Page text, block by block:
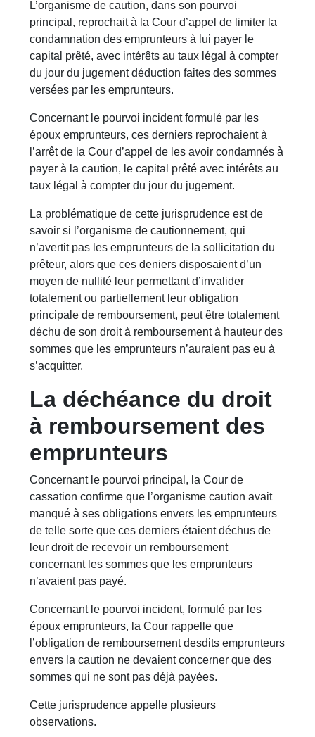
L’organisme de caution, dans son pourvoi
principal, reprochait à la Cour d’appel de limiter la
condamnation des emprunteurs à lui payer le
capital prêté, avec intérêts au taux légal à compter
du jour du jugement déduction faites des sommes
versées par les emprunteurs.
Concernant le pourvoi incident formulé par les
époux emprunteurs, ces derniers reprochaient à
l’arrêt de la Cour d’appel de les avoir condamnés à
payer à la caution, le capital prêté avec intérêts au
taux légal à compter du jour du jugement.
La problématique de cette jurisprudence est de
savoir si l’organisme de cautionnement, qui
n’avertit pas les emprunteurs de la sollicitation du
prêteur, alors que ces deniers disposaient d’un
moyen de nullité leur permettant d’invalider
totalement ou partiellement leur obligation
principale de remboursement, peut être totalement
déchu de son droit à remboursement à hauteur des
sommes que les emprunteurs n’auraient pas eu à
s’acquitter.
La déchéance du droit
à remboursement des
emprunteurs
Concernant le pourvoi principal, la Cour de
cassation confirme que l’organisme caution avait
manqué à ses obligations envers les emprunteurs
de telle sorte que ces derniers étaient déchus de
leur droit de recevoir un remboursement
concernant les sommes que les emprunteurs
n’avaient pas payé.
Concernant le pourvoi incident, formulé par les
époux emprunteurs, la Cour rappelle que
l’obligation de remboursement desdits emprunteurs
envers la caution ne devaient concerner que des
sommes qui ne sont pas déjà payées.
Cette jurisprudence appelle plusieurs
observations.